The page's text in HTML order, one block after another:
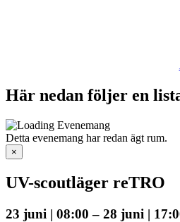
Här nedan följer en
Detta evenemang har redan ägt rum.
×
UV-scoutläger reTRO
23 juni | 08:00 – 28 juni |